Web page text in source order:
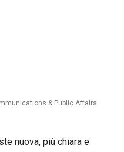
& Public Affairs
nuova, più chiara e